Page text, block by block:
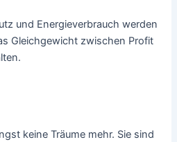
und Energieverbrauch werden
Gleichgewicht zwischen Profit
keine Träume mehr. Sie sind